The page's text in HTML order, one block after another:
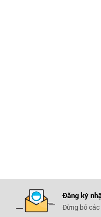
Đăng ký
Đừng bỏ